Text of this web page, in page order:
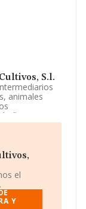
S.l.
animales
flores y
tabaco en
está
y
No realiza
el
Y